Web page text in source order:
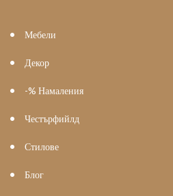
Мебели
Декор
-% Намаления
Честърфийлд
Стилове
Блог